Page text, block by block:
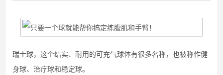
瑞士球，这个结实、耐用的可充气球体有很多名称，也被称作健
身球、治疗球和稳定球。